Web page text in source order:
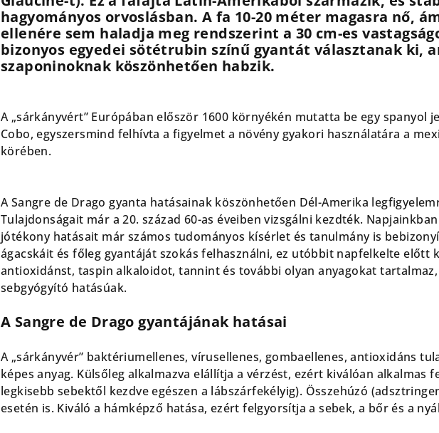
hagyományos orvoslásban. A fa 10-20 méter magasra nő,
ellenére sem haladja meg rendszerint a 30 cm-es
bizonyos egyedei sötétrubin színű gyantát választanak ki,
szaponinoknak köszönhetően habzik.
A „sárkányvért” Európában először 1600 környékén mutatta be egy spanyol
Cobo, egyszersmind felhívta a figyelmet a növény gyakori használatára a
körében.
A Sangre de Drago gyanta hatásainak köszönhetően Dél-Amerika
Tulajdonságait már a 20. század 60-as éveiben vizsgálni kezdték.
jótékony hatásait már számos tudományos kísérlet és tanulmány is
ágacskáit és főleg gyantáját szokás felhasználni, ez utóbbit napfelkelte előtt
antioxidánst, taspin alkaloidot, tannint és további olyan anyagokat
sebgyógyító hatásúak.
A Sangre de Drago gyantájának hatásai
A „sárkányvér” baktériumellenes, vírusellenes, gombaellenes, antioxidáns
képes anyag. Külsőleg alkalmazva elállítja a vérzést, ezért kiválóan
legkisebb sebektől kezdve egészen a lábszárfekélyig). Összehúzó
esetén is. Kiváló a hámképző hatása, ezért felgyorsítja a sebek, a bőr és a